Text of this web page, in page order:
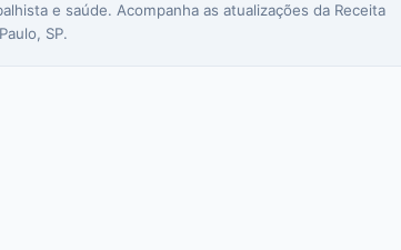
e saúde. Acompanha as atualizações da Receita
SP.